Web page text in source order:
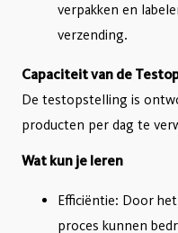
verpakken en
verzending.
Capaciteit van de
De testopstelling is
producten per dag te
Wat kun je leren
Efficiëntie: Door
proces kunnen